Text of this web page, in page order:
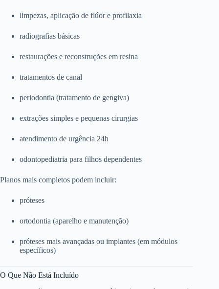
limpezas, aplicação de flúor e profilaxia
radiografias básicas
restaurações e reconstruções em resina
tratamentos de canal
periodontia (tratamento de gengiva)
extrações simples e pequenas cirurgias
atendimento de urgência 24h
odontopediatria para filhos dependentes
Planos mais completos podem incluir:
próteses
ortodontia (aparelho e manutenção)
próteses mais avançadas ou implantes (em módulos
específicos)
O Que Não Está Incluído